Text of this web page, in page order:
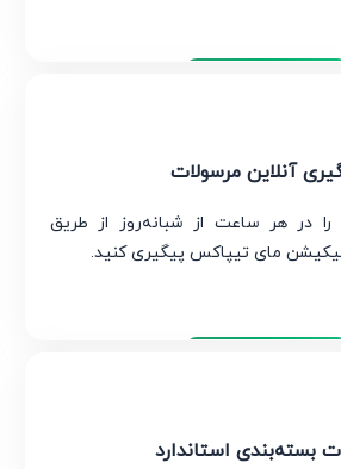
آنلاین مرسولات
در هر ساعت از شبانه‌روز از طریق
مای تیپاکس پیگیری کنید.
بسته‌بندی استاندارد